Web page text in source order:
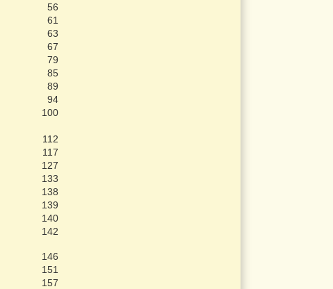
56
61
63
67
79
85
89
94
100
112
117
127
133
138
139
140
142
146
151
157